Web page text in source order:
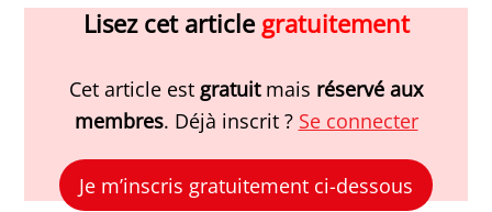
Lisez cet article gratuitement
Cet article est gratuit mais réservé aux
membres. Déjà inscrit ? Se connecter
Je m’inscris gratuitement ci-dessous